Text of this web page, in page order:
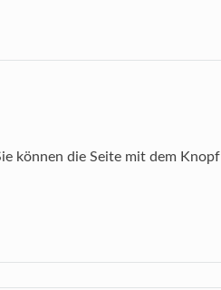
können die Seite mit dem Knopf